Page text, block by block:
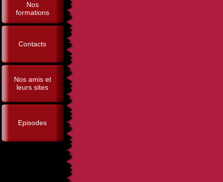
Nos
formations
Contacts
Nos amis et
leurs sites
Episodes